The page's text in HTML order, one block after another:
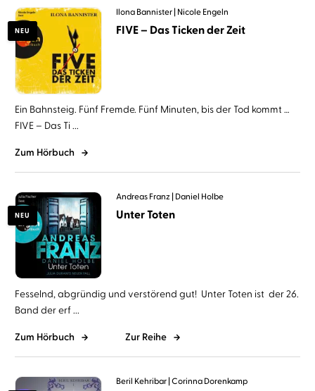
NEU
Ilona Bannister Nicole Engeln
FIVE – Das Ticken der Zeit
Ein Bahnsteig. Fünf Fremde. Fünf Minuten, bis der Tod kommt …
FIVE – Das Ti ...
Zum Hörbuch
NEU
Andreas Franz Daniel Holbe
Unter Toten
Fesselnd, abgründig und verstörend gut! Unter Toten ist der 26.
Band der erf ...
Zum Hörbuch Zur Reihe
Beril Kehribar Corinna Dorenkamp